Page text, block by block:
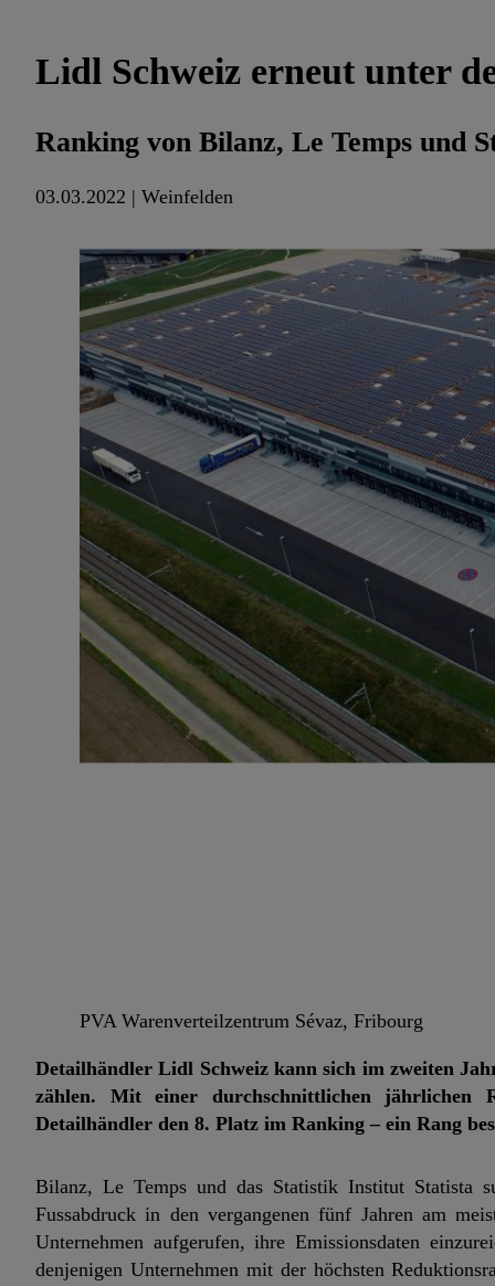
Lidl Schweiz erneut unter
Ranking von Bilanz, Le Temps und
03.03.2022 | Weinfelden
PVA Warenverteilzentrum Sévaz, Fribourg
Detailhändler Lidl Schweiz kann sich im zweiten
zählen. Mit einer durchschnittlichen jährlichen
Detailhändler den 8. Platz im Ranking – ein Rang
Bilanz, Le Temps und das Statistik Institut Statista
Fussabdruck in den vergangenen fünf Jahren am
Unternehmen aufgerufen, ihre Emissionsdaten
denjenigen Unternehmen mit der höchsten